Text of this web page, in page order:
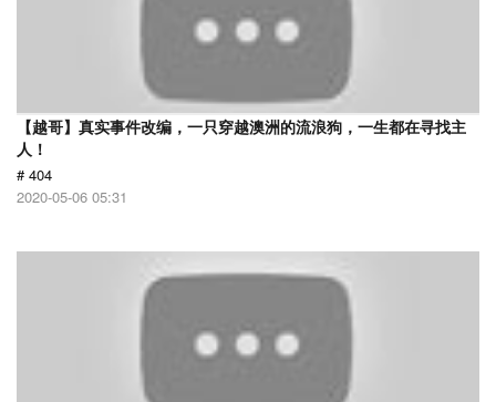
【越哥】真实事件改编，一只穿越澳洲的流浪狗，一生都在寻找主
人！
# 404
2020-05-06 05:31